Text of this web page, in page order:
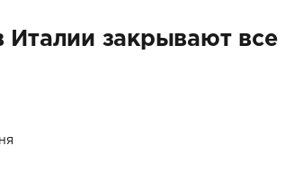
Италии закрывают все